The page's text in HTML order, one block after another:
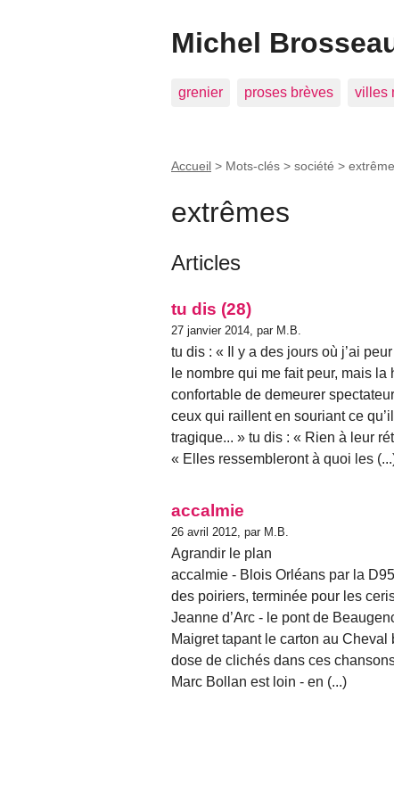
Michel
grenier proses brèves villes
Accueil > Mots-clés > société >
extrêmes
Articles
tu dis (28)
27 janvier 2014, par M.B.
tu dis : « Il y a des jours où j’ai
le nombre qui me fait peur, mais
confortable de demeurer
ceux qui raillent en souriant ce
tragique... » tu dis : « Rien à leur
« Elles ressembleront à quoi les
accalmie
26 avril 2012, par M.B.
Agrandir le plan
accalmie - Blois Orléans par la
des poiriers, terminée pour les
Jeanne d’Arc - le pont de
Maigret tapant le carton au Cheval
dose de clichés dans ces
Marc Bollan est loin - en (...)